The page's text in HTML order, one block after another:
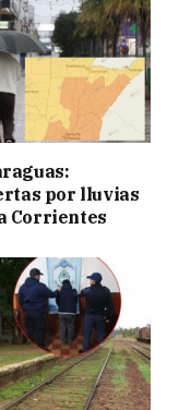
por lluvias
Corrientes